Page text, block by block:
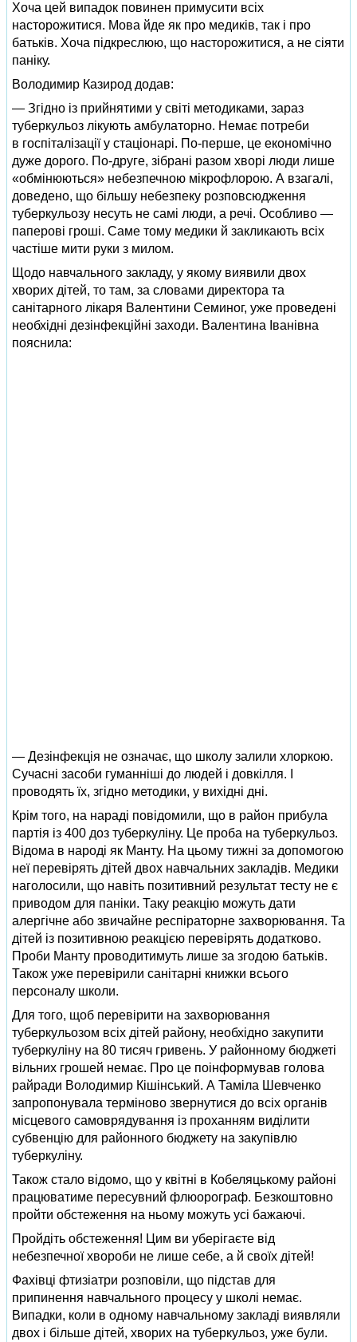
Хоча цей випадок повинен примусити всіх
насторожитися. Мова йде як про медиків, так і про
батьків. Хоча підкреслюю, що насторожитися, а не сіяти
паніку.
Володимир Казирод додав:
— Згідно із прийнятими у світі методиками, зараз
туберкульоз лікують амбулаторно. Немає потреби
в госпіталізації у стаціонарі. По-перше, це економічно
дуже дорого. По-друге, зібрані разом хворі люди лише
«обмінюються» небезпечною мікрофлорою. А взагалі,
доведено, що більшу небезпеку розповсюдження
туберкульозу несуть не самі люди, а речі. Особливо —
паперові гроші. Саме тому медики й закликають всіх
частіше мити руки з милом.
Щодо навчального закладу, у якому виявили двох
хворих дітей, то там, за словами директора та
санітарного лікаря Валентини Семиног, уже проведені
необхідні дезінфекційні заходи. Валентина Іванівна
пояснила:
— Дезінфекція не означає, що школу залили хлоркою.
Сучасні засоби гуманніші до людей і довкілля. І
проводять їх, згідно методики, у вихідні дні.
Крім того, на нараді повідомили, що в район прибула
партія із 400 доз туберкуліну. Це проба на туберкульоз.
Відома в народі як Манту. На цьому тижні за допомогою
неї перевірять дітей двох навчальних закладів. Медики
наголосили, що навіть позитивний результат тесту не є
приводом для паніки. Таку реакцію можуть дати
алергічне або звичайне респіраторне захворювання. Та
дітей із позитивною реакцією перевірять додатково.
Проби Манту проводитимуть лише за згодою батьків.
Також уже перевірили санітарні книжки всього
персоналу школи.
Для того, щоб перевірити на захворювання
туберкульозом всіх дітей району, необхідно закупити
туберкуліну на 80 тисяч гривень. У районному бюджеті
вільних грошей немає. Про це поінформував голова
райради Володимир Кішінський. А Таміла Шевченко
запропонувала терміново звернутися до всіх органів
місцевого самоврядування із проханням виділити
субвенцію для районного бюджету на закупівлю
туберкуліну.
Також стало відомо, що у квітні в Кобеляцькому районі
працюватиме пересувний флюорограф. Безкоштовно
пройти обстеження на ньому можуть усі бажаючі.
Пройдіть обстеження! Цим ви уберігаєте від
небезпечної хвороби не лише себе, а й своїх дітей!
Фахівці фтизіатри розповіли, що підстав для
припинення навчального процесу у школі немає.
Випадки, коли в одному навчальному закладі виявляли
двох і більше дітей, хворих на туберкульоз, уже були.